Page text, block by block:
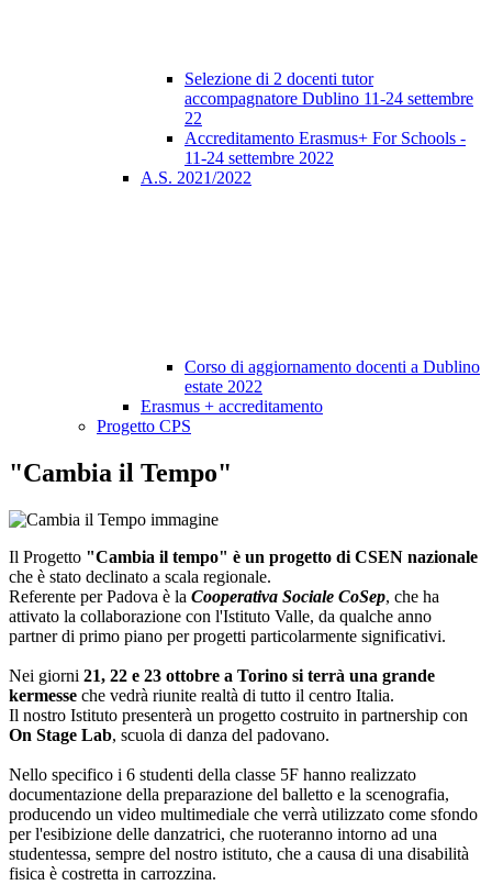
Selezione di 2 docenti tutor
accompagnatore Dublino 11-24 settembre
22
Accreditamento Erasmus+ For Schools -
11-24 settembre 2022
A.S. 2021/2022
Corso di aggiornamento docenti a Dublino
estate 2022
Erasmus + accreditamento
Progetto CPS
"Cambia il Tempo"
Il Progetto "Cambia il tempo" è un progetto di CSEN nazionale
che è stato declinato a scala regionale.
Referente per Padova è la Cooperativa Sociale CoSep, che ha
attivato la collaborazione con l'Istituto Valle, da qualche anno
partner di primo piano per progetti particolarmente significativi.
Nei giorni 21, 22 e 23 ottobre a Torino si terrà una grande
kermesse che vedrà riunite realtà di tutto il centro Italia.
Il nostro Istituto presenterà un progetto costruito in partnership con
On Stage Lab, scuola di danza del padovano.
Nello specifico i 6 studenti della classe 5F hanno realizzato
documentazione della preparazione del balletto e la scenografia,
producendo un video multimediale che verrà utilizzato come sfondo
per l'esibizione delle danzatrici, che ruoteranno intorno ad una
studentessa, sempre del nostro istituto, che a causa di una disabilità
fisica è costretta in carrozzina.